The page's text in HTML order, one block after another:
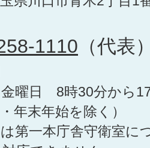
1110 （代表
金曜日 8時30分から
年末年始を除く）
第一本庁舎守衛室に